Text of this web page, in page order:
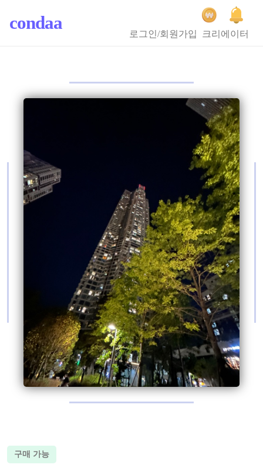
condaa
로그인/회원가입 크리에이터
구매 가능